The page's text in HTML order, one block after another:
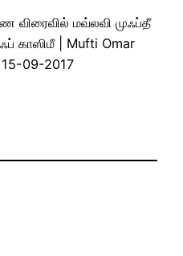
விரைவில் மவ்லவி முஃப்தீ
காஸிமீ | Mufti Omar
09-2017